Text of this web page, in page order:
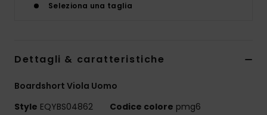
Seleziona una taglia
Dettagli & caratteristiche
Boardshort Viola Uomo
Style EQYBS04862 Codice colore pmg6